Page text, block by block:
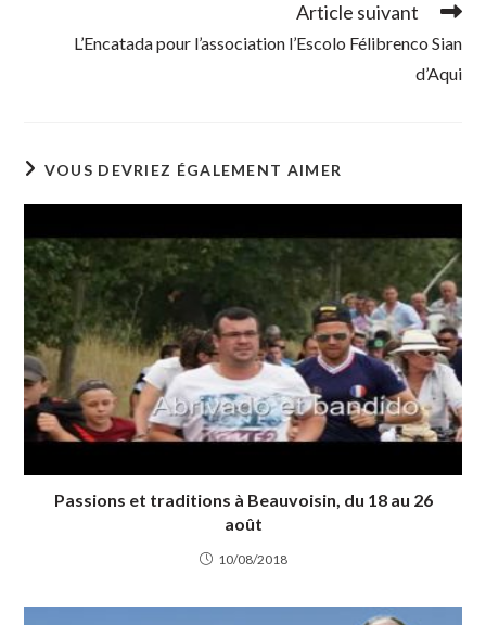
Article suivant
L’Encatada pour l’association l’Escolo Félibrenco Sian
d’Aqui
VOUS DEVRIEZ ÉGALEMENT AIMER
Passions et traditions à Beauvoisin, du 18 au 26
août
10/08/2018